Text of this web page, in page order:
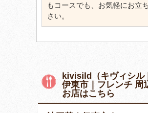
もコースでも、お気軽にお立
さい。
kivisild（キヴィシル
伊東市｜フレンチ 周
お店はこちら